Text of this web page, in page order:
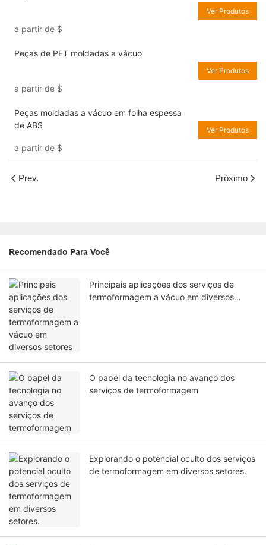
a partir de $
Ver Produtos
Peças de PET moldadas a vácuo
a partir de $
Ver Produtos
Peças moldadas a vácuo em folha espessa
de ABS
a partir de $
Ver Produtos
Prev. Próximo
Recomendado Para Você
Principais aplicações dos serviços de
termoformagem a vácuo em diversos
O papel da tecnologia no avanço dos
serviços de termoformagem
Explorando o potencial oculto dos serviços
de termoformagem em diversos setores.